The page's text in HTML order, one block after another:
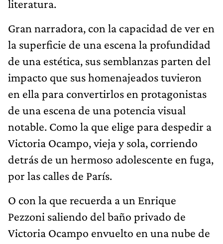
literatura.
Gran narradora, con la capacidad de ver en
la superficie de una escena la profundidad
de una estética, sus semblanzas parten del
impacto que sus homenajeados tuvieron
en ella para convertirlos en protagonistas
de una escena de una potencia visual
notable. Como la que elige para despedir a
Victoria Ocampo, vieja y sola, corriendo
detrás de un hermoso adolescente en fuga,
por las calles de París.
O con la que recuerda a un Enrique
Pezzoni saliendo del baño privado de
Victoria Ocampo envuelto en una nube de